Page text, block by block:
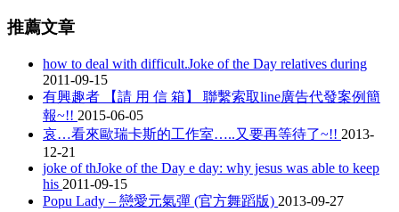
推薦文章
how to deal with difficult.Joke of the Day relatives during
2011-09-15
有興趣者 【請 用 信 箱】 聯繫索取line廣告代發案例簡
報~!! 2015-06-05
哀…看來歐瑞卡斯的工作室…..又要再等待了~!! 2013-
12-21
joke of thJoke of the Day e day: why jesus was able to keep
his 2011-09-15
Popu Lady – 戀愛元氣彈 (官方舞蹈版) 2013-09-27